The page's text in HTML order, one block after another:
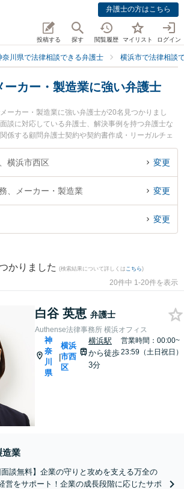
弁護士の方はこちら
投稿する 探す 閲覧履歴 マイリスト ログイン
奈川県で法律相談できる弁護士 横浜市で法律相談
ーカー・製造業に強い弁護士
ーカー・製造業に強い弁護士が20名見つかりまし
談に対応している弁護士、解決事例を持つ弁護士な
係する顧問弁護士契約や契約書作成・リーガルチェ
則作成等の細かな分野での絞り込み検索もでき便利
事務所 横浜オフィスの白谷 英恵弁護士や法律事務所
生したメーカー・製造業のトラブルを今すぐに弁護
ー・製造業のトラブル解決の実績豊富な近くの弁護
談無料でメーカー・製造業を法律相談できる横浜市
横浜市西区 変更
、メーカー・製造業 変更
変更
かりました (検索結果について詳しくは こちら)
20件中 1-20件を表示
白谷 英恵 弁護士
Authense法律事務所 横浜オフィス
神
奈
川
県
|
横浜
市西
区
横浜駅
から徒歩
3分
営業時間：00:00~
23:59（土日祝日）
造業
面談無料】企業の守りと攻めを支える万全の
営をサポート！企業の成長段階に応じたサポ